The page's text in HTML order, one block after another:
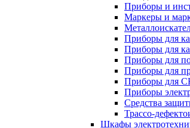
Приборы и
Маркеры и
Приборы для
Приборы для
Приборы для
Приборы для
Приборы для
Приборы
Средства
Трассо-
Шкафы